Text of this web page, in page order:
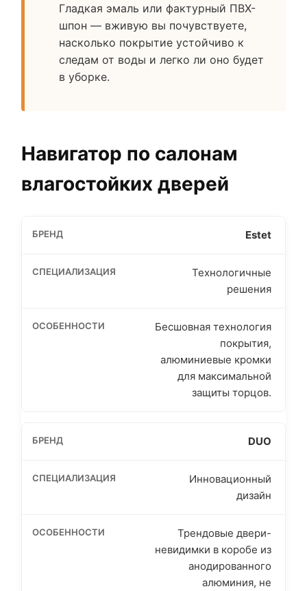
Гладкая эмаль или фактурный ПВХ-
шпон — вживую вы почувствуете,
насколько покрытие устойчиво к
следам от воды и легко ли оно будет
в уборке.
Навигатор по салонам
влагостойких дверей
Estet
Технологичные
решения
Бесшовная технология
покрытия,
алюминиевые кромки
для максимальной
защиты торцов.
DUO
Инновационный
дизайн
Трендовые двери-
невидимки в коробе из
анодированного
алюминия, не